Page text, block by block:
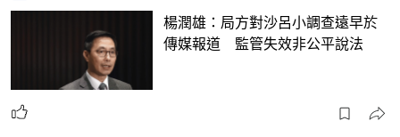
楊潤雄：局方對沙呂小調查遠早於
傳媒報道 監管失效非公平說法